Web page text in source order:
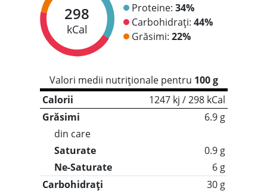
298
kCal
Proteine: 34%
Carbohidrați: 44%
Grăsimi: 22%
Valori medii nutriționale pentru 100 g
Calorii
1247 kj / 298 kCal
Grăsimi
6.9 g
din care
Saturate
0.9 g
Ne-Saturate
6 g
Carbohidrați
30 g